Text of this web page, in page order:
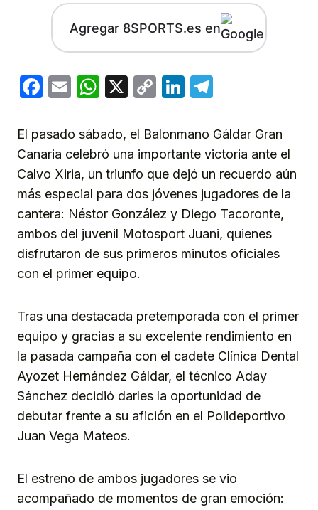
Agregar 8SPORTS.es en
Facebook
EmailWhatsApp
X
CopyLinkedIn
El pasado sábado, el Balonmano Gáldar Gran
Canaria celebró una importante victoria ante el
Calvo Xiria, un triunfo que dejó un recuerdo aún
más especial para dos jóvenes jugadores de la
cantera: Néstor González y Diego Tacoronte,
ambos del juvenil Motosport Juani, quienes
disfrutaron de sus primeros minutos oficiales
con el primer equipo.
Tras una destacada pretemporada con el primer
equipo y gracias a su excelente rendimiento en
la pasada campaña con el cadete Clínica Dental
Ayozet Hernández Gáldar, el técnico Aday
Sánchez decidió darles la oportunidad de
debutar frente a su afición en el Polideportivo
Juan Vega Mateos.
El estreno de ambos jugadores se vio
acompañado de momentos de gran emoción: